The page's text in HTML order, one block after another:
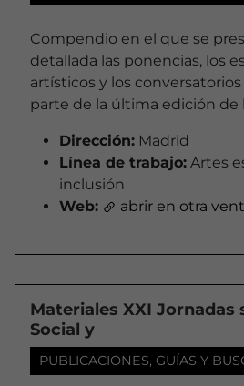
Compendio en el que se
detallada las ponencias, los
artísticos y los
parte de la última edición de
Dirección: Madrid
Línea de trabajo: Artes
inclusión
Web:
abrir en otra
Materiales XXI Jornadas
Social y
PUBLICACIONES, GUÍAS Y